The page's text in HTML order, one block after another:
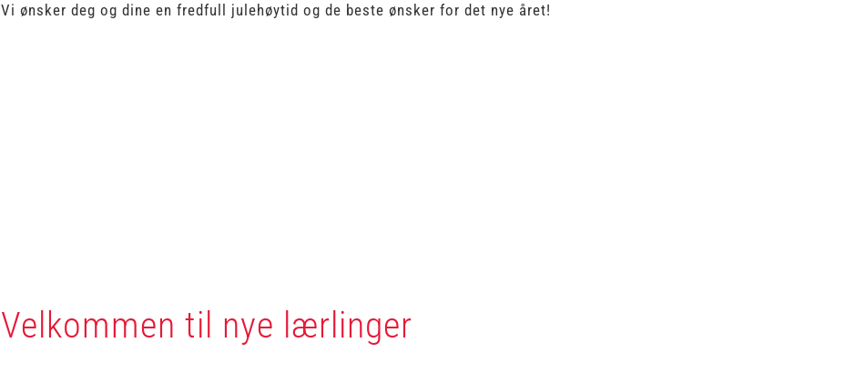
Vi ønsker deg og dine en fredfull julehøytid og de beste ønsker for det nye året!
Velkommen til nye lærlinger